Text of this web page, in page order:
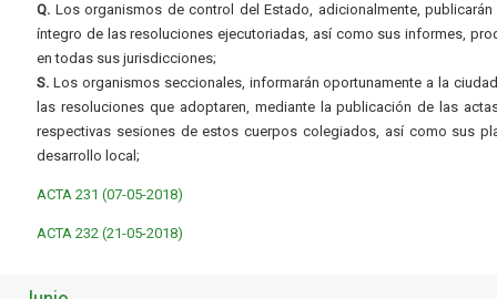
Q. Los organismos de control del Estado, adicionalmente, publicarán
íntegro de las resoluciones ejecutoriadas, así como sus informes,
en todas sus jurisdicciones;
S. Los organismos seccionales, informarán oportunamente a la
las resoluciones que adoptaren, mediante la publicación de las
respectivas sesiones de estos cuerpos colegiados, así como sus
desarrollo local;
ACTA 231 (07-05-2018)
ACTA 232 (21-05-2018)